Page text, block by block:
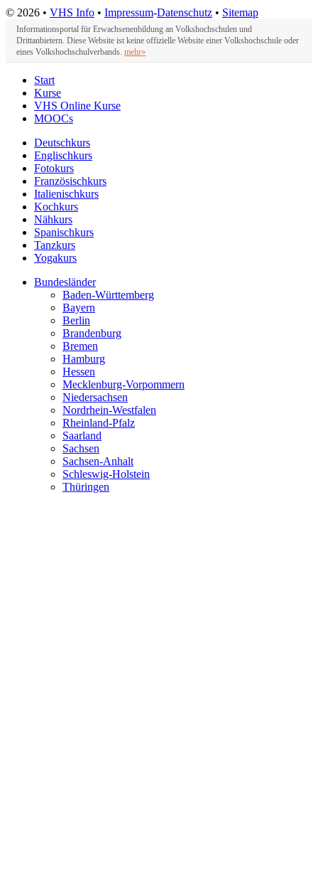
© 2026 • VHS Info • Impressum-Datenschutz • Sitemap
Informationsportal für Erwachsenenbildung an Volkshochschulen und
Drittanbietern. Diese Website ist keine offizielle Website einer Volkshochschule oder
eines Volkshochschulverbands. mehr»
Start
Kurse
VHS Online Kurse
MOOCs
Deutschkurs
Englischkurs
Fotokurs
Französischkurs
Italienischkurs
Kochkurs
Nähkurs
Spanischkurs
Tanzkurs
Yogakurs
Bundesländer
Baden-Württemberg
Bayern
Berlin
Brandenburg
Bremen
Hamburg
Hessen
Mecklenburg-Vorpommern
Niedersachsen
Nordrhein-Westfalen
Rheinland-Pfalz
Saarland
Sachsen
Sachsen-Anhalt
Schleswig-Holstein
Thüringen